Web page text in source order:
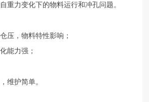
重力变化下的物料运行和冲孔问题。
压，物料特性影响；
能力强；
维护简单。